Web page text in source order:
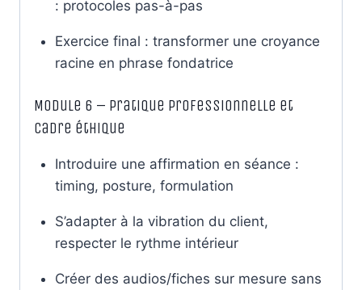
: protocoles pas-à-pas
Exercice final : transformer une croyance
racine en phrase fondatrice
Module 6 – Pratique professionnelle et
cadre éthique
Introduire une affirmation en séance :
timing, posture, formulation
S’adapter à la vibration du client,
respecter le rythme intérieur
Créer des audios/fiches sur mesure sans